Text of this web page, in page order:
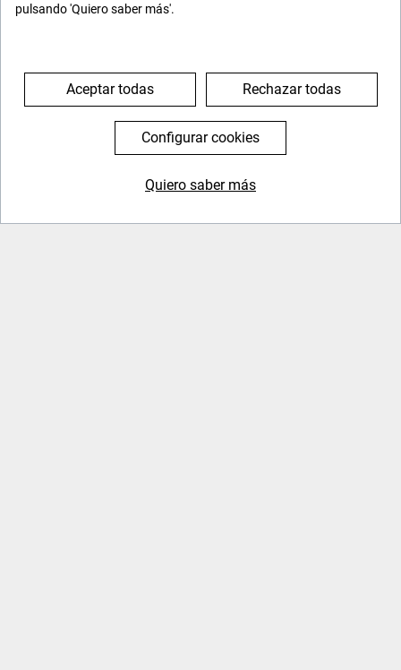
en un futuro próximo.
pulsando 'Quiero saber más'.
Aceptar todas Rechazar todas
Configurar cookies
Quiero saber más